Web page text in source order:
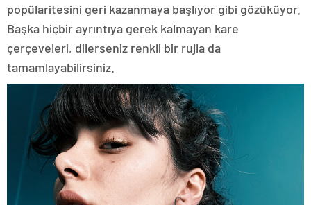
popülaritesini geri kazanmaya başlıyor gibi gözüküyor.
Başka hiçbir ayrıntıya gerek kalmayan kare
çerçeveleri, dilerseniz renkli bir rujla da
tamamlayabilirsiniz.